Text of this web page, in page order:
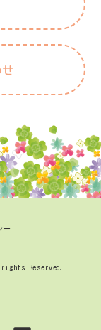
ー
Reserved.